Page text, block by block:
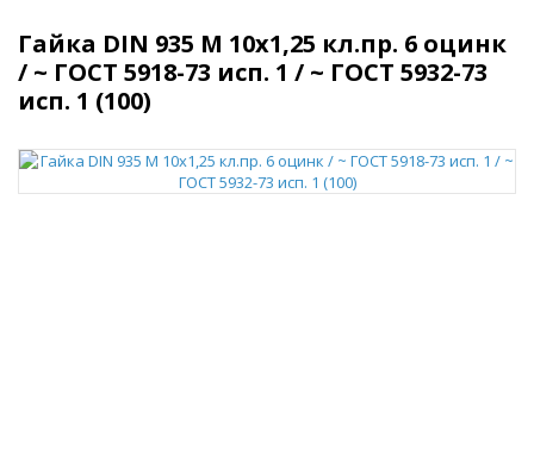
Гайка DIN 935 M 10x1,25 кл.пр. 6 оцинк
/ ~ ГОСТ 5918-73 исп. 1 / ~ ГОСТ 5932-73
исп. 1 (100)